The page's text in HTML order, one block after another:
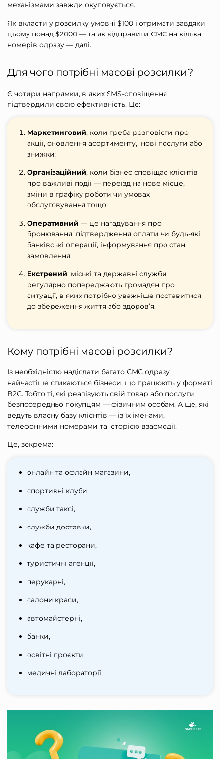
механізмами завжди окуповується.
Як вкласти у розсилку умовні $100 і отримати завдяки
цьому понад $2000 — та як відправити СМС на кілька
номерів одразу — далі.
Для чого потрібні масові розсилки?
Є чотири напрямки, в яких SMS-сповіщення
підтвердили свою ефективність. Це:
Маркетинговий, коли треба розповісти про
акції, оновлення асортименту, нові послуги або
знижки;
Організаційний, коли бізнес сповіщає клієнтів
про важливі події — переїзд на нове місце,
зміни в графіку роботи чи умовах
обслуговування тощо;
Оперативний — це нагадування про
бронювання, підтвердження оплати чи будь-які
банківські операції, інформування про стан
замовлення;
Екстрений: міські та державні служби
регулярно попереджають громадян про
ситуації, в яких потрібно уважніше поставитися
до збереження життя або здоров’я.
Кому потрібні масові розсилки?
Із необхідністю надіслати багато СМС одразу
найчастіше стикаються бізнеси, що працюють у форматі
B2C. Тобто ті, які реалізують свій товар або послуги
безпосередньо покупцям — фізичним особам. А ще, які
ведуть власну базу клієнтів — із їх іменами,
телефонними номерами та історією взаємодії.
Це, зокрема:
онлайн та офлайн магазини,
спортивні клуби,
служби таксі,
служби доставки,
кафе та ресторани,
туристичні агенції,
перукарні,
салони краси,
автомайстерні,
банки,
освітні проєкти,
медичні лабораторії.